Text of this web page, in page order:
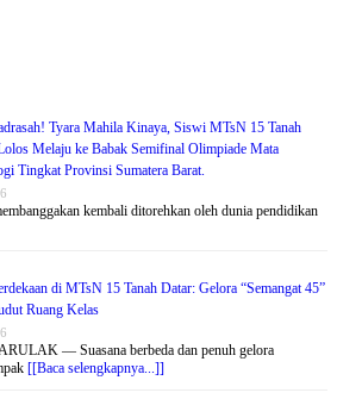
Tyara Mahila Kinaya, Siswi MTsN 15 Tanah
Melaju ke Babak Semifinal Olimpiade Mata
Tingkat Provinsi Sumatera Barat.
kembali ditorehkan oleh dunia pendidikan
di MTsN 15 Tanah Datar: Gelora “Semangat 45”
Ruang Kelas
— Suasana berbeda dan penuh gelora
[[Baca selengkapnya...]]